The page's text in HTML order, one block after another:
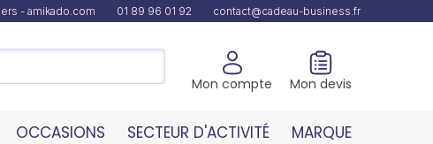
- amikado.com 01 89 96 01 92 contact@cadeau-business.fr
Mon compte Mon devis
OCCASIONS SECTEUR D'ACTIVITÉ MARQUE